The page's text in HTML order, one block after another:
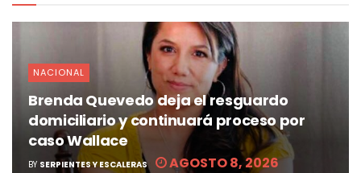
NACIONAL
Brenda Quevedo deja el resguardo
domiciliario y continuará proceso por
caso Wallace
BY SERPIENTES Y ESCALERAS AGOSTO 8, 2026